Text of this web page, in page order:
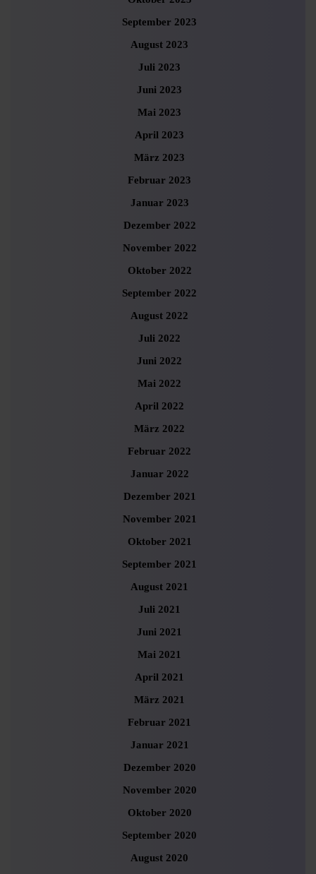
September 2023
August 2023
Juli 2023
Juni 2023
Mai 2023
April 2023
März 2023
Februar 2023
Januar 2023
Dezember 2022
November 2022
Oktober 2022
September 2022
August 2022
Juli 2022
Juni 2022
Mai 2022
April 2022
März 2022
Februar 2022
Januar 2022
Dezember 2021
November 2021
Oktober 2021
September 2021
August 2021
Juli 2021
Juni 2021
Mai 2021
April 2021
März 2021
Februar 2021
Januar 2021
Dezember 2020
November 2020
Oktober 2020
September 2020
August 2020